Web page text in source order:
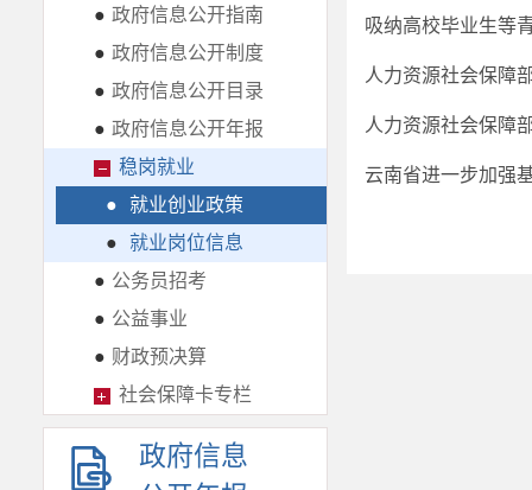
● 政府信息公开指南
● 政府信息公开制度
● 政府信息公开目录
● 政府信息公开年报
稳岗就业
●
就业创业政策
●
就业岗位信息
● 公务员招考
● 公益事业
● 财政预决算
社会保障卡专栏
政府信息
吸纳高校毕业生等
云南省进一步加强